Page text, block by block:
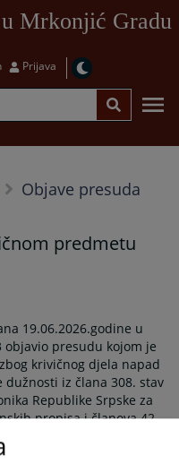
Mrkonjić Gradu
Prijava
Objave presuda
predmetu
19.06.2026.godine u
objavio presudu kojom je
krivičnog djela napad
iz člana 308. stav
Republike Srpske za
propisa i članova 42,
Srpske osudio na